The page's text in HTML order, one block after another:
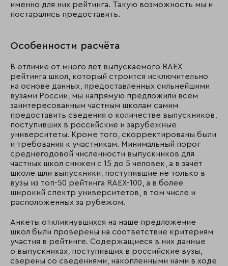
именно для них рейтинга. Такую возможность мы и
постарались предоставить.
Особенности расчёта
В отличие от много лет выпускаемого RAEX
рейтинга школ, который строится исключительно
на основе данных, предоставленных сильнейшими
вузами России, мы напрямую предложили всем
заинтересованным частным школам самим
предоставить сведения о количестве выпускников,
поступивших в российские и зарубежные
университеты. Кроме того, скорректированы были
и требования к участникам. Минимальный порог
среднегодовой численности выпускников для
частных школ снижен с 15 до 5 человек, а в зачёт
школе шли выпускники, поступившие не только в
вузы из топ-50 рейтинга RAEX-100, а в более
широкий спектр университетов, в том числе и
расположенных за рубежом.
Анкеты откликнувшихся на наше предложение
школ были проверены на соответствие критериям
участия в рейтинге. Содержащиеся в них данные
о выпускниках, поступивших в российские вузы,
сверены со сведениями, накопленными нами в ходе